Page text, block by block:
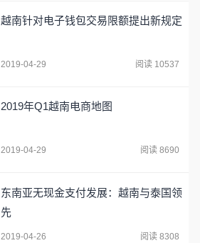
越南针对电子钱包交易限额提出新规定
2019-04-29 阅读 10537
2019年Q1越南电商地图
2019-04-29 阅读 8690
东南亚无现金支付发展：越南与泰国领
先
2019-04-26 阅读 8308